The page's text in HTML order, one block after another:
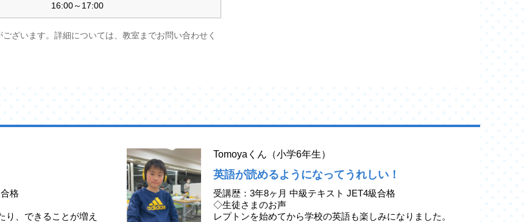
16:00～17:00
ざいます。詳細については、教室までお問い合わせく
格
り、できることが増え
Tomoyaくん（小学6年生）
英語が読めるようになってうれしい！
受講歴：3年8ヶ月 中級テキスト JET4級合格
◇生徒さまのお声
レプトンを始めてから学校の英語も楽しみになりました。